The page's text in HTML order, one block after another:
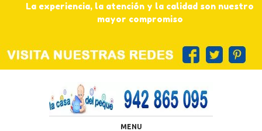
La experiencia, la atención y la calidad son nuestro
mayor compromiso
MENU